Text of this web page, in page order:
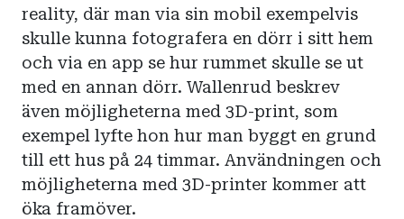
reality, där man via sin mobil exempelvis
skulle kunna fotografera en dörr i sitt hem
och via en app se hur rummet skulle se ut
med en annan dörr. Wallenrud beskrev
även möjligheterna med 3D-print, som
exempel lyfte hon hur man byggt en grund
till ett hus på 24 timmar. Användningen och
möjligheterna med 3D-printer kommer att
öka framöver.